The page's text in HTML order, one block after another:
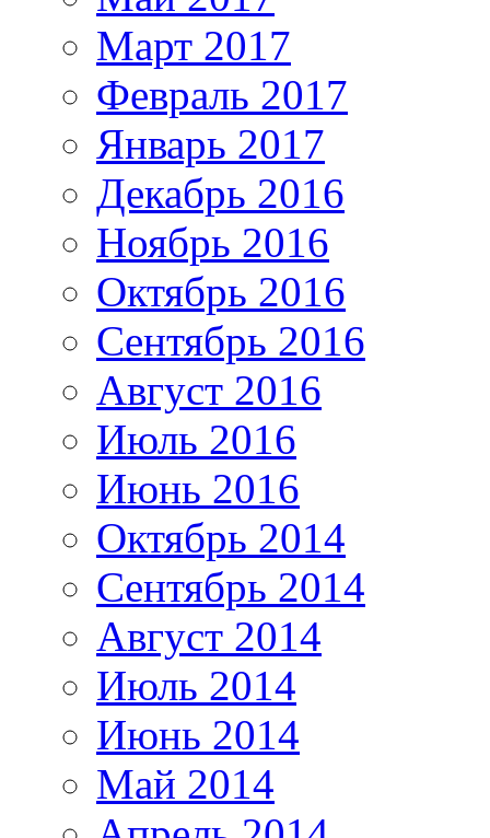
Март 2017
Февраль 2017
Январь 2017
Декабрь 2016
Ноябрь 2016
Октябрь 2016
Сентябрь 2016
Август 2016
Июль 2016
Июнь 2016
Октябрь 2014
Сентябрь 2014
Август 2014
Июль 2014
Июнь 2014
Май 2014